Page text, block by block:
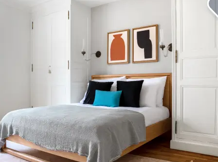
Eleve sua estadia em La Vila
Olímpica del Poblenou